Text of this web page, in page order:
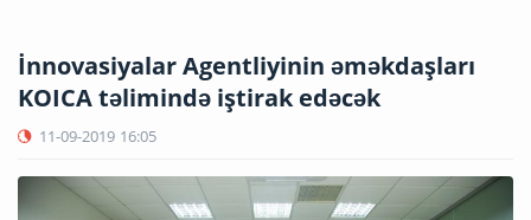
İnnovasiyalar Agentliyinin əməkdaşları
KOICA təlimində iştirak edəcək
11-09-2019 16:05